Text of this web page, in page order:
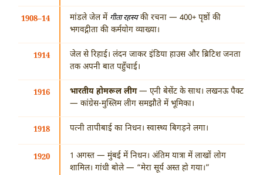
1908–14 मांडले जेल में गीता रहस्यकी रचना — 400+ पृष्ठों की
भगवद्गीता की कर्मयोग व्याख्या।
1914
जेल से रिहाई। लंदन जाकर इंडिया हाउस और ब्रिटिश जनता
तक अपनी बात पहुँचाई।
1916 भारतीय होमरूल लीग— एनी बेसेंट के साथ। लखनऊ पैक्ट
— कांग्रेस-मुस्लिम लीग समझौते में भूमिका।
1918 पत्नी तापीबाई का निधन। स्वास्थ्य बिगड़ने लगा।
1920 1 अगस्त — मुंबई में निधन। अंतिम यात्रा में लाखों लोग
शामिल। गांधी बोले — “मेरा सूर्य अस्त हो गया।”